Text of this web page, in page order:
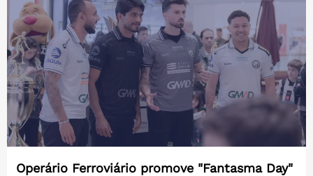
Operário Ferroviário promove "Fantasma Day"